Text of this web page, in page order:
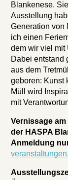
Blankenese.
Ausstellung
Generation von
ich einen
dem wir viel mit
Dabei entstand
aus dem
geboren: Kunst
Müll wird
mit
Vernissage am
der HASPA
Anmeldung